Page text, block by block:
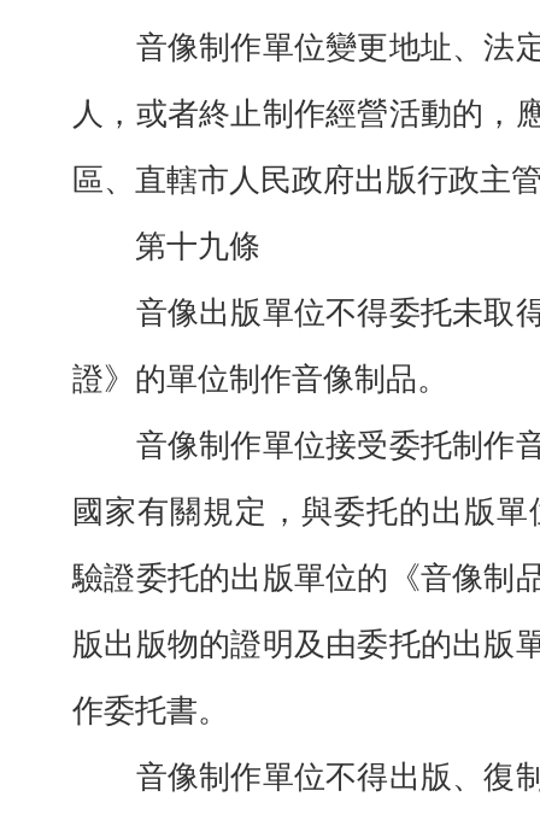
音像制作單位變更地址、法
人，或者終止制作經營活動的，
區、直轄市人民政府出版行政主
第十九條
音像出版單位不得委托未取
證》的單位制作音像制品。
音像制作單位接受委托制作
國家有關規定，與委托的出版
驗證委托的出版單位的《音像制
版出版物的證明及由委托的出版
作委托書。
音像制作單位不得出版、復